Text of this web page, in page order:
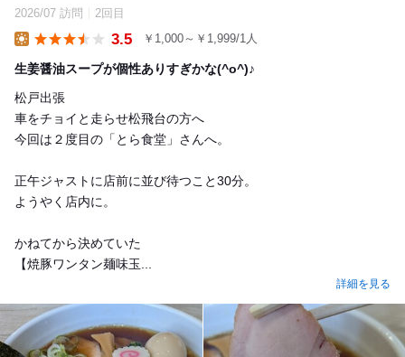
2026/07 訪問 2回目
3.5 ￥1,000～￥1,999/1人
生姜醤油スープが個性ありすぎかな(^o^)♪
松戸出張
車をチョイと走らせ松飛台の方へ
今回は２度目の「とら食堂」さんへ。
正午ジャストに店前に並び待つこと30分。
ようやく店内に。
かねてから決めていた
【焼豚ワンタン麺味玉...
詳細を見る